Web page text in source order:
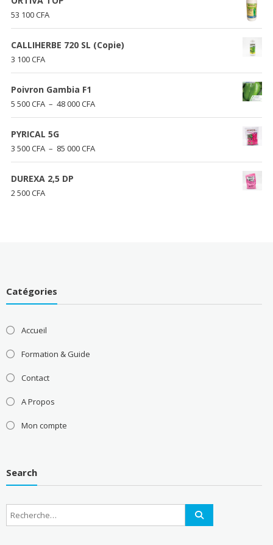
53 100CFA
CALLIHERBE 720 SL (Copie)
3 100CFA
Poivron Gambia F1
5 500CFA – 48 000CFAPlage
de
500 CFA
PYRICAL 5G
3 500CFA – 85 000CFAPlage
de
DUREXA 2,5 DP
2 500CFA
Catégories
Accueil
Formation & Guide
Contact
A Propos
Mon compte
Search